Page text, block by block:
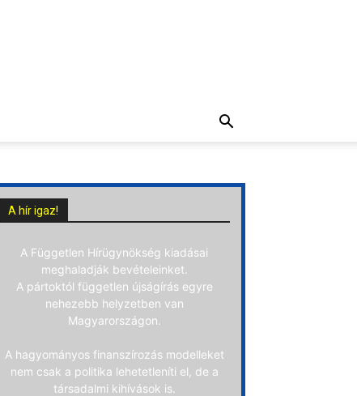
A hír igaz!
A Független Hírügynökség kiadásai
meghaladják bevételeinket.
A pártoktól független újságírás egyre
nehezebb helyzetben van
Magyarországon.
A hagyományos finanszírozás modelleket
nem csak a politika lehetetleníti el, de a
társadalmi kihívások is.